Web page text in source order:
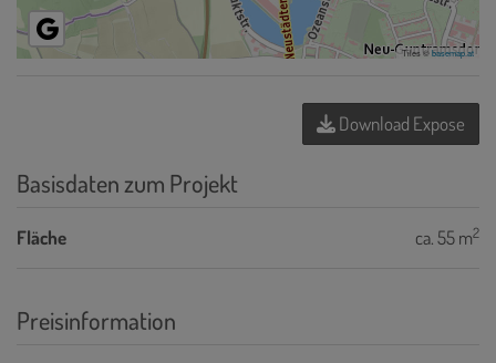
Tiles ©basemap.at
Download Expose
Basisdaten zum Projekt
Fläche ca. 55 m2
Preisinformation